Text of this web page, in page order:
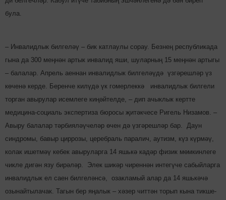
була.
– Инвалидлык билгеләү – бик катлаулы сорау. Безнең республикада
гына да 300 меңнән артык инвалид яши, шуларның 15 меңнән артыгы
– балалар. Апрель аеннан инвалидлык билгеләүдә үз­гә­решләр үз
көченә керде. Беренче килүдә үк го­мер­леккә инвалидлык билгели
торган авырулар исемлеге киңәй­телде, – дип ачык­лык кертте
медицина-со­циаль экс­пер­тиза бюросы җитәк­чесе Ригель Низамов. –
Авыру балалар тәр­бия­ләүчеләр өчен дә үзгә­реш­ләр бар. Даун
синдромы, бавыр циррозы, церебраль паралич, аутизм, күз күрмәү,
колак ишетмәү кебек авыруларга 14 яшькә кадәр физик мөм­кинлеге
чикле дигән язу би­рәләр. Элек ши­кәр чи­рен­нән интегүче сабыйларга
инвалидлык ел саен билге­ләнсә, озакламый алар да 14 яшь­кәчә
озынайтылачак. Тагын бер яңалык – хәзер чит­тән торып кына тик­ше­